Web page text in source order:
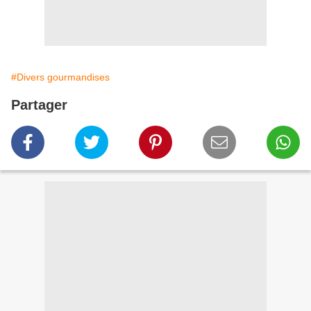
#Divers gourmandises
Partager